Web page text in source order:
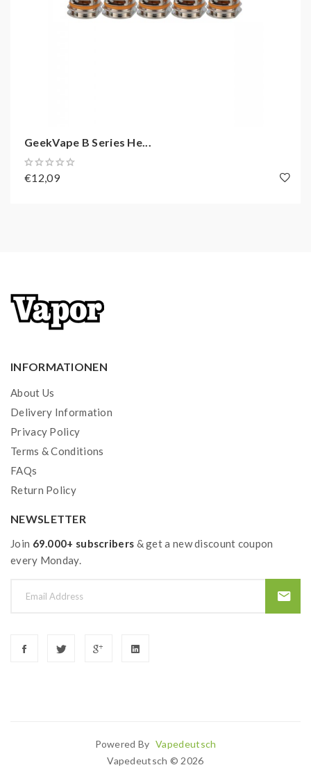
GeekVape Z100C DNA E-Zigaretten Set
GeekVape B Series He...
€12,09
INFORMATIONEN
About Us
Delivery Information
Privacy Policy
Terms & Conditions
FAQs
Return Policy
NEWSLETTER
Join 69.000+ subscribers & get a new discount coupon
every Monday.
Powered By
Online Casino Uk 78win Online Casino 78win
Vapedeutsch
Vapedeutsch © 2026